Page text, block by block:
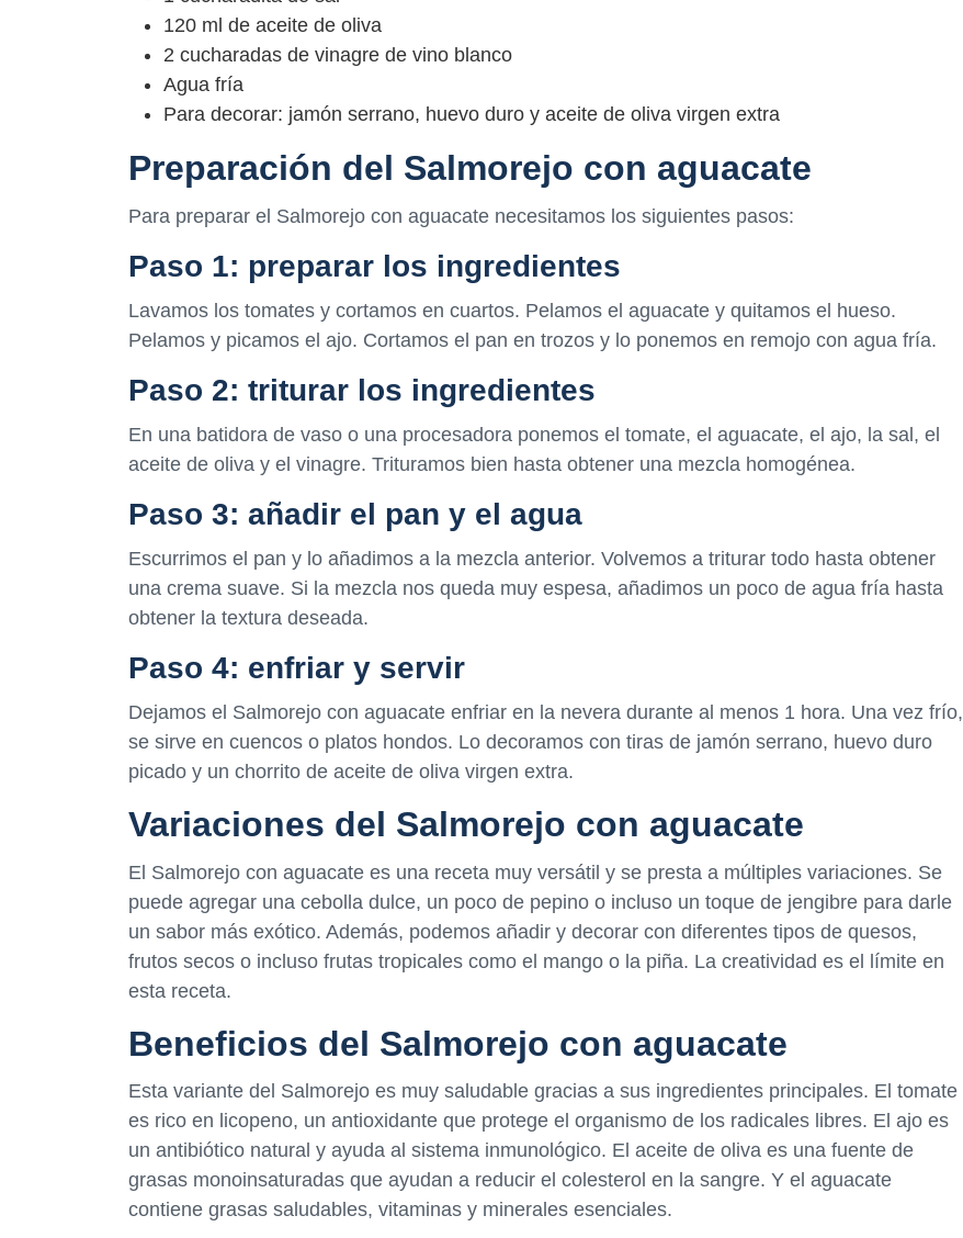
120 ml de aceite de oliva
2 cucharadas de vinagre de vino blanco
Agua fría
Para decorar: jamón serrano, huevo duro y aceite de oliva virgen extra
Preparación del Salmorejo con aguacate
Para preparar el Salmorejo con aguacate necesitamos los siguientes pasos:
Paso 1: preparar los ingredientes
Lavamos los tomates y cortamos en cuartos. Pelamos el aguacate y quitamos el hueso.
Pelamos y picamos el ajo. Cortamos el pan en trozos y lo ponemos en remojo con agua fría.
Paso 2: triturar los ingredientes
En una batidora de vaso o una procesadora ponemos el tomate, el aguacate, el ajo, la sal, el
aceite de oliva y el vinagre. Trituramos bien hasta obtener una mezcla homogénea.
Paso 3: añadir el pan y el agua
Escurrimos el pan y lo añadimos a la mezcla anterior. Volvemos a triturar todo hasta obtener
una crema suave. Si la mezcla nos queda muy espesa, añadimos un poco de agua fría hasta
obtener la textura deseada.
Paso 4: enfriar y servir
Dejamos el Salmorejo con aguacate enfriar en la nevera durante al menos 1 hora. Una vez frío,
se sirve en cuencos o platos hondos. Lo decoramos con tiras de jamón serrano, huevo duro
picado y un chorrito de aceite de oliva virgen extra.
Variaciones del Salmorejo con aguacate
El Salmorejo con aguacate es una receta muy versátil y se presta a múltiples variaciones. Se
puede agregar una cebolla dulce, un poco de pepino o incluso un toque de jengibre para darle
un sabor más exótico. Además, podemos añadir y decorar con diferentes tipos de quesos,
frutos secos o incluso frutas tropicales como el mango o la piña. La creatividad es el límite en
esta receta.
Beneficios del Salmorejo con aguacate
Esta variante del Salmorejo es muy saludable gracias a sus ingredientes principales. El tomate
es rico en licopeno, un antioxidante que protege el organismo de los radicales libres. El ajo es
un antibiótico natural y ayuda al sistema inmunológico. El aceite de oliva es una fuente de
grasas monoinsaturadas que ayudan a reducir el colesterol en la sangre. Y el aguacate
contiene grasas saludables, vitaminas y minerales esenciales.